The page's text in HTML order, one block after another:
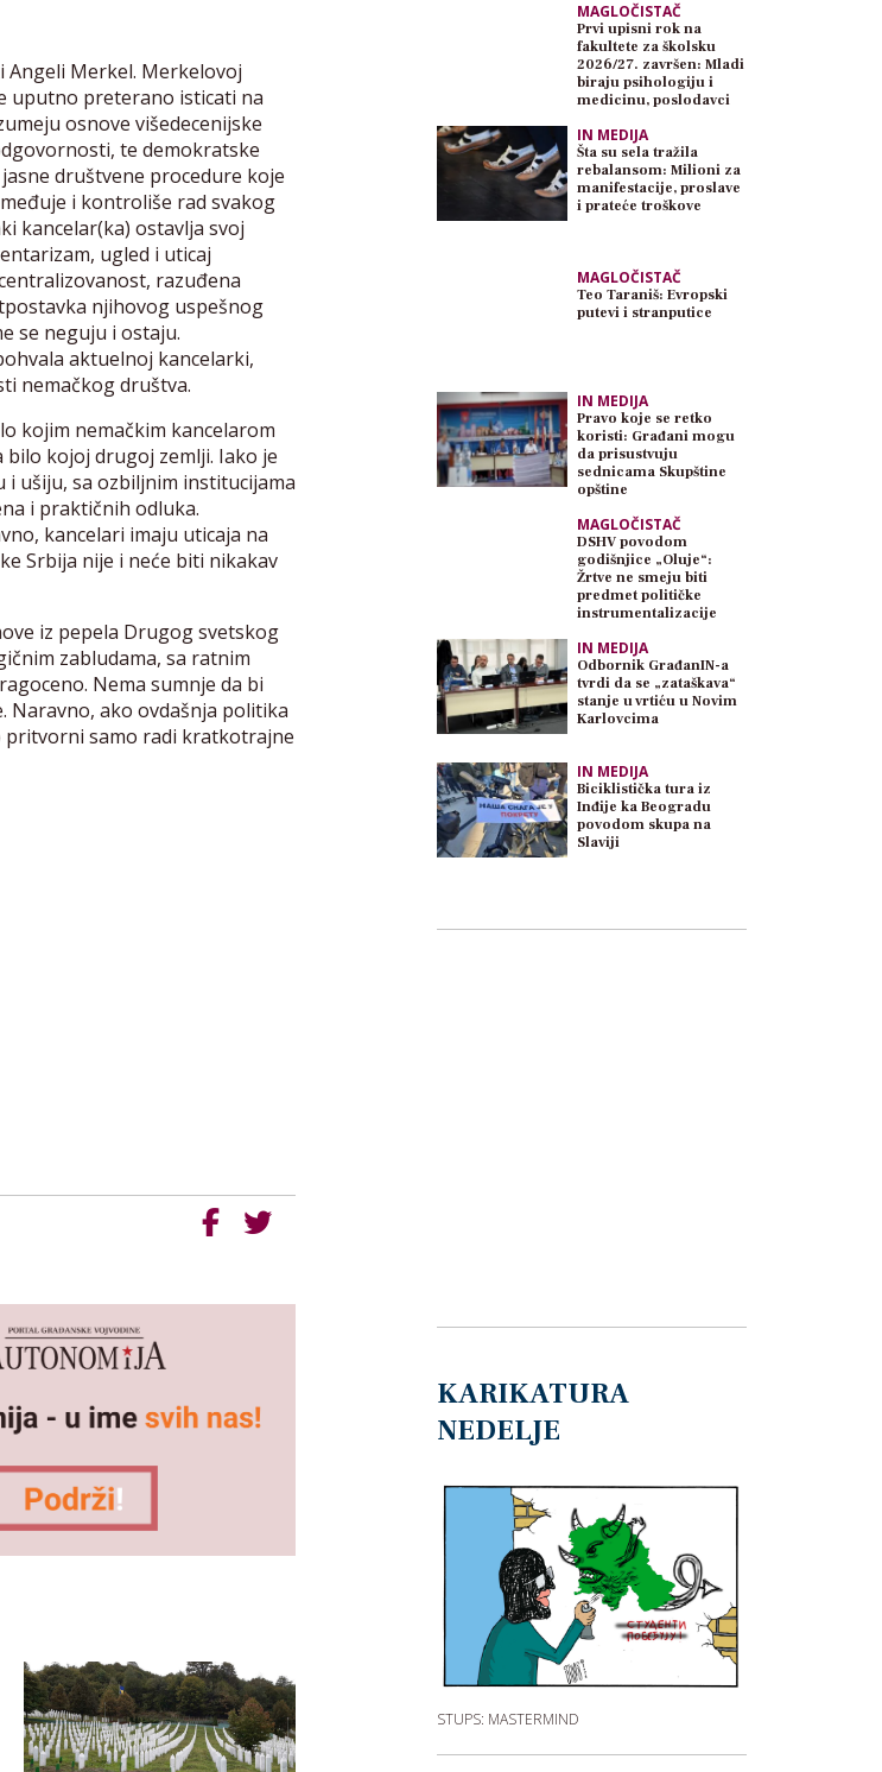
Angeli Merkel. Merkelovoj
uputno preterano isticati na
osnove višedecenijske
te demokratske
društvene procedure koje
i kontroliše rad svakog
kancelar(ka) ostavlja svoj
ugled i uticaj
razuđena
njihovog uspešnog
se neguju i ostaju.
aktuelnoj kancelarki,
nemačkog društva.
kojim nemačkim kancelarom
kojoj drugoj zemlji. Iako je
ušiju, sa ozbiljnim institucijama
i praktičnih odluka.
kancelari imaju uticaja na
Srbija nije i neće biti nikakav
iz pepela Drugog svetskog
zabludama, sa ratnim
Nema sumnje da bi
Naravno, ako ovdašnja politika
pritvorni samo radi kratkotrajne
MAGLOČISTAČ
Prvi upisni rok na
fakultete za školsku
2026/27. završen: Mladi
biraju psihologiju i
medicinu, poslodavci
IN MEDIJA
Šta su sela tražila
rebalansom: Milioni za
manifestacije, proslave
i prateće troškove
MAGLOČISTAČ
Teo Taraniš: Evropski
putevi i stranputice
IN MEDIJA
Pravo koje se retko
koristi: Građani mogu
da prisustvuju
sednicama Skupštine
opštine
MAGLOČISTAČ
DSHV povodom
godišnjice „Oluje“:
Žrtve ne smeju biti
predmet političke
instrumentalizacije
IN MEDIJA
Odbornik GrađanIN-a
tvrdi da se „zataškava“
stanje u vrtiću u Novim
Karlovcima
IN MEDIJA
Biciklistička tura iz
Inđije ka Beogradu
povodom skupa na
Slaviji
KARIKATURA
NEDELJE
STUPS: MASTERMIND